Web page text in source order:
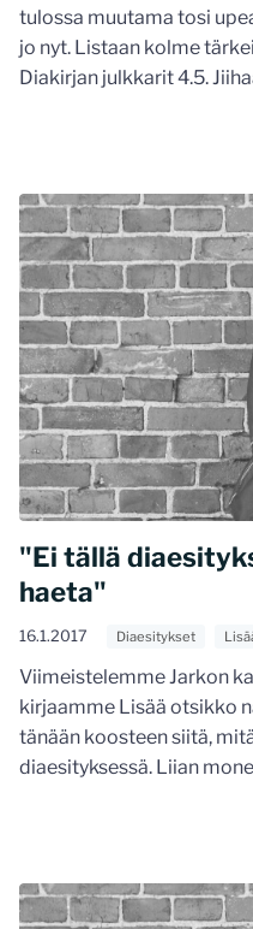
tulossa muutama tosi
jo nyt. Listaan kolme
Diakirjan julkkarit 4.5.
"Ei tällä
haeta"
16.1.2017 Diaesitykset
Viimeistelemme Jarkon
kirjaamme Lisää otsikko
tänään koosteen siitä,
diaesityksessä. Liian